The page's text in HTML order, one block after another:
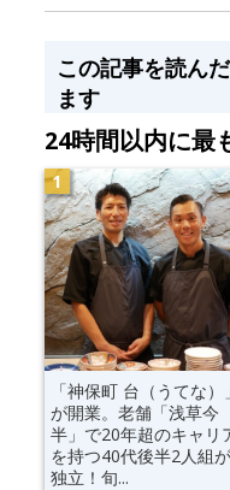
この記事を読ん
ます
24時間以内に最
「神保町 台（うてな）」
が開業。老舗「浅草今
半」で20年超のキャリ
を持つ40代後半2人組が
独立！旬...